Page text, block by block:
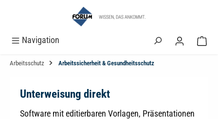
Navigation
Arbeitsschutz Arbeitssicherheit & Gesundheitsschutz
Unterweisung direkt
Software mit editierbaren Vorlagen, Präsentationen